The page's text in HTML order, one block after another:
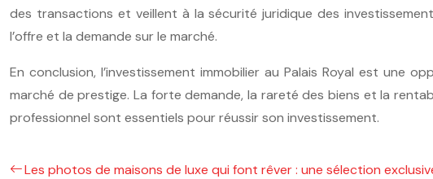
des transactions et veillent à la sécurité juridique des
l’offre et la demande sur le marché.
En conclusion, l’investissement immobilier au Palais Royal est
marché de prestige. La forte demande, la rareté des biens et la
professionnel sont essentiels pour réussir son investissement.
Les photos de maisons de luxe qui font rêver : une sélection